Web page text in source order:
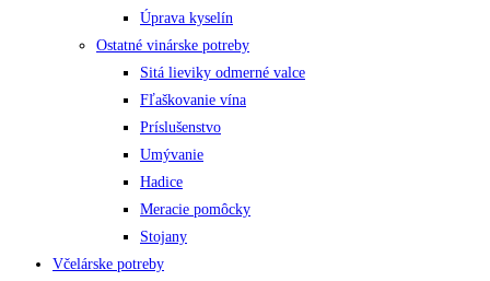
Úprava kyselín
Ostatné vinárske potreby
Sitá lieviky odmerné valce
Fľaškovanie vína
Príslušenstvo
Umývanie
Hadice
Meracie pomôcky
Stojany
Včelárske potreby